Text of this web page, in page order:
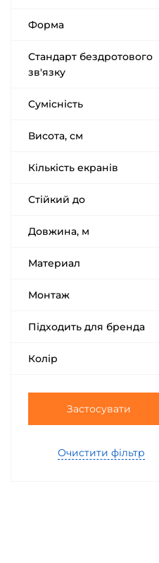
Форма
Стандарт бездротового
зв'язку
Cумісність
Висота, см
Кількість екранів
Стійкий до
Довжина, м
Материал
Монтаж
Підходить для бренда
Колір
Застосувати
Очистити фільтр